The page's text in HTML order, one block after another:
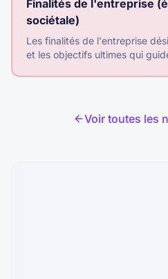
Finalités de l'entreprise
sociétale)
Les finalités de l'entreprise
et les objectifs ultimes qui
Voir toutes les